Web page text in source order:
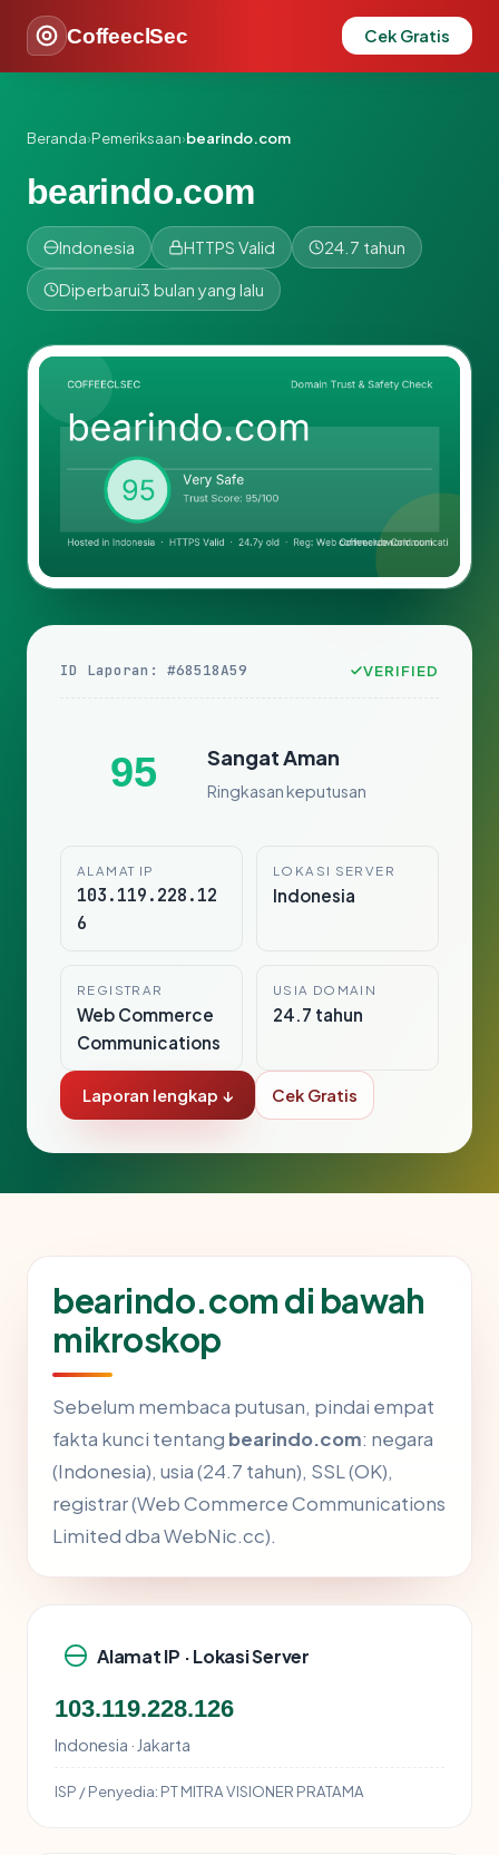
CoffeeclSec Cek Gratis
Beranda›Pemeriksaan›bearindo.com
bearindo.com
Indonesia HTTPS Valid 24.7 tahun
Diperbarui3 bulan yang lalu
ID Laporan: #68518A59 VERIFIED
95 Sangat Aman
Ringkasan keputusan
ALAMAT IP
103.119.228.12
6
LOKASI SERVER
Indonesia
REGISTRAR
Web Commerce
Communications
USIA DOMAIN
24.7 tahun
Laporan lengkap ↓ Cek Gratis
bearindo.com di bawah
mikroskop
Sebelum membaca putusan, pindai empat
fakta kunci tentang bearindo.com: negara
(Indonesia), usia (24.7 tahun), SSL (OK),
registrar (Web Commerce Communications
Limited dba WebNic.cc).
Alamat IP · Lokasi Server
103.119.228.126
Indonesia · Jakarta
ISP / Penyedia: PT MITRA VISIONER PRATAMA